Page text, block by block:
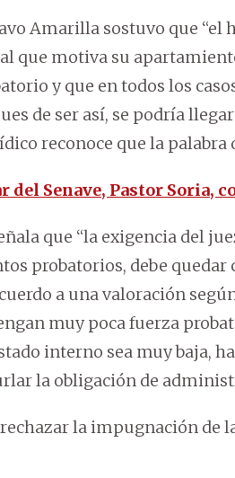
Amarilla sostuvo que “el
que motiva su
y que en todos los
de ser así, se podría
reconoce que la palabra
del Senave, Pastor Soria,
que “la exigencia del
probatorios, debe quedar
a una valoración
muy poca fuerza
interno sea muy baja,
la obligación de
la impugnación de